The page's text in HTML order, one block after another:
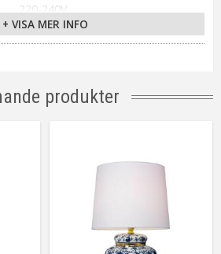
220-240V
IP20
Vit
E14
Brytare på sladd
Aneta Belysning AB
+ VISA MER INFO
produkter